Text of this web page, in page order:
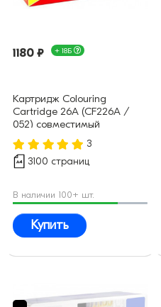
1180 ₽ + 18Б
Картридж Colouring
Cartridge 26A (CF226A /
052) совместимый
3
3100 страниц
В наличии 100+ шт.
Купить